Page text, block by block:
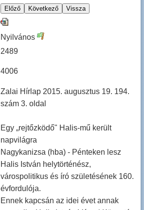
Nyilvános
2489
4006
Zalai Hírlap 2015. augusztus 19. 194.
szám 3. oldal
Egy „rejtőzködő" Halis-mű került
napvilágra
Nagykanizsa (hba) - Pénteken lesz
Halis István helytörténész,
várospolitikus és író születésének 160.
évfordulója.
Ennek kapcsán az idei évet annak